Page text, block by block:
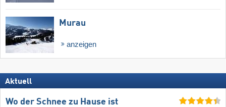
Murau
anzeigen
Aktuell
Wo der Schnee zu Hause ist